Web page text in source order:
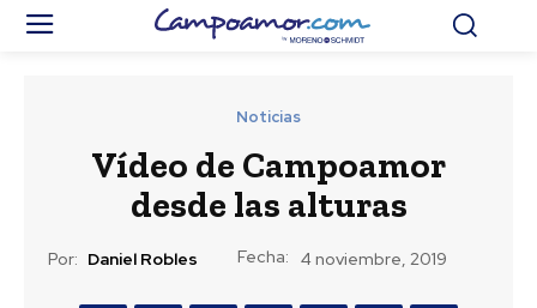
Noticias
Vídeo de Campoamor
desde las alturas
Por: Daniel Robles Fecha: 4 noviembre, 2019